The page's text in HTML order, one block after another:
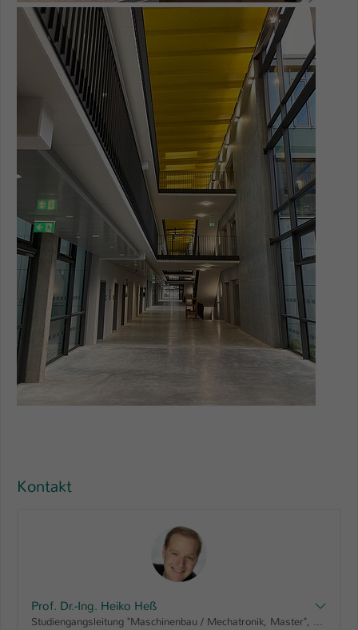
Show larger version for:
Kontakt
Prof. Dr.-Ing. Heiko Heß
Studiengangsleitung "Maschinenbau / Mechatronik, Master", Vorsitz Prüfungsausschuss: "Elektrotechnik und Informationstechnik, Master" "Maschinenbau / Mechatronik, Master" "Master Elektrotechnik berufsbegleitend, Master" "Master Prozesstechnik berufsbegleitend, Master", Prüfungsausschuss AING Master